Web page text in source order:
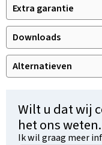
Extra garantie
Downloads
Alternatieven
Wilt u dat wij
het ons weten.
Ik wil graag meer